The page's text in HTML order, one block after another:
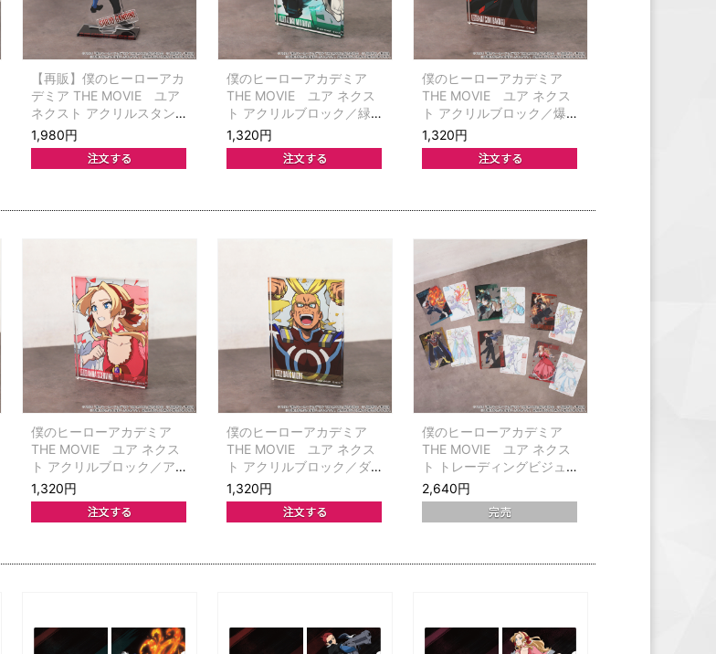
【再販】僕のヒーローアカ
デミア THE MOVIE ユア
ネクスト アクリルスタン
ド／ジュリオ・ガンディー
ニ
1,980円
僕のヒーローアカデミア
THE MOVIE ユア ネクス
ト アクリルブロック／緑
谷出久
1,320円
僕のヒーローアカデミア
THE MOVIE ユア ネクス
ト アクリルブロック／爆
豪勝己
1,320円
僕のヒーローアカデミア
THE MOVIE ユア ネクス
ト アクリルブロック／ア
ンナ・シェルビーノ
1,320円
僕のヒーローアカデミア
THE MOVIE ユア ネクス
ト アクリルブロック／ダ
ークマイト
1,320円
僕のヒーローアカデミア
THE MOVIE ユア ネクス
ト トレーディングビジュ
アルプレートコレクション
2,640円